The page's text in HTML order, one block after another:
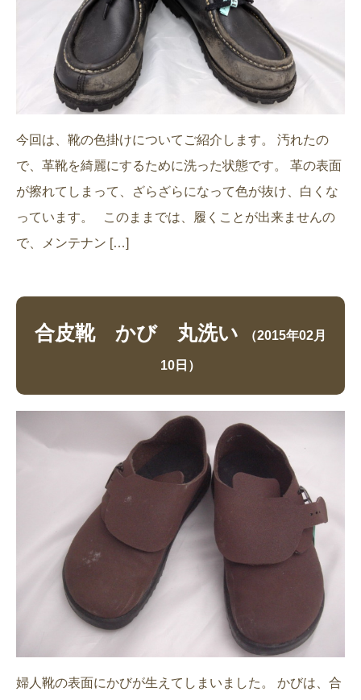
今回は、靴の色掛けについてご紹介します。 汚れたの
で、革靴を綺麗にするために洗った状態です。 革の表面
が擦れてしまって、ざらざらになって色が抜け、白くな
っています。 このままでは、履くことが出来ませんの
で、メンテナン […]
合皮靴 かび 丸洗い （2015年02月
10日）
婦人靴の表面にかびが生えてしまいました。 かびは、合